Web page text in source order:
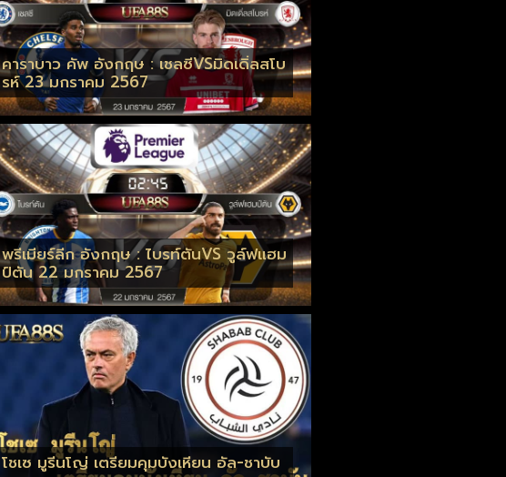
คาราบาว คัพ อังกฤษ : เชลซีVSมิดเดิ่ลสโบ
รห์ 23 มกราคม 2567
พรีเมียร์ลีก อังกฤษ : ไบรท์ตันVS วูล์ฟแฮม
ป์ตัน 22 มกราคม 2567
โชเซ มูรีนโญ่ เตรียมคุมบังเหียน อัล-ชาบับ